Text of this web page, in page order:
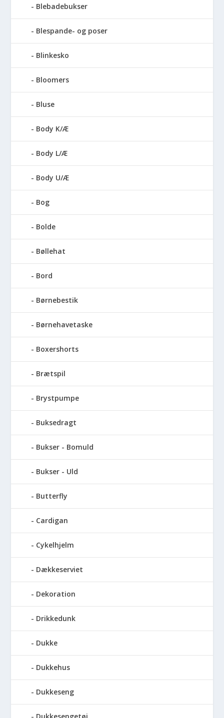
Blebadebukser
Blespande- og poser
Blinkesko
Bloomers
Bluse
Body K/Æ
Body L/Æ
Body U/Æ
Bog
Bolde
Bøllehat
Bord
Børnebestik
Børnehavetaske
Boxershorts
Brætspil
Brystpumpe
Buksedragt
Bukser - Bomuld
Bukser - Uld
Butterfly
Cardigan
Cykelhjelm
Dækkeserviet
Dekoration
Drikkedunk
Dukke
Dukkehus
Dukkeseng
Dukkesengetøj